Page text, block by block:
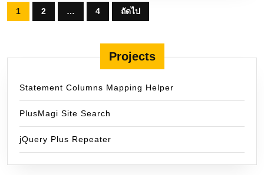
Posts
pagination
1 2 … 4 ถัดไป
Projects
Statement Columns Mapping Helper
PlusMagi Site Search
jQuery Plus Repeater